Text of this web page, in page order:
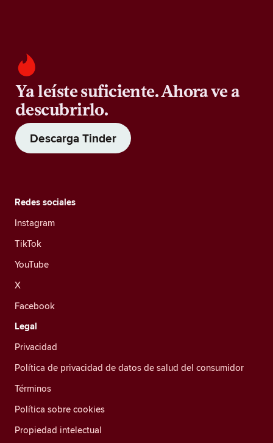
Ya leíste suficiente. Ahora ve a
descubrirlo.
Descarga Tinder
Redes sociales
Instagram
TikTok
YouTube
X
Facebook
Legal
Privacidad
Política de privacidad de datos de salud del consumidor
Términos
Política sobre cookies
Propiedad intelectual